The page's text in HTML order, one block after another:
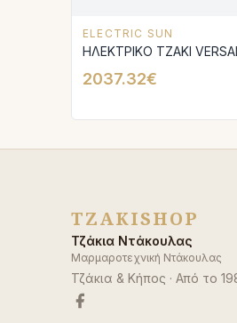
ELECTRIC SUN
ΗΛΕΚΤΡΙΚΟ ΤΖΑΚΙ
2037.32€
TZAKISHOP
Τζάκια Ντάκουλας
Μαρμαροτεχνική Ντάκουλας
Τζάκια & Κήπος · Από το